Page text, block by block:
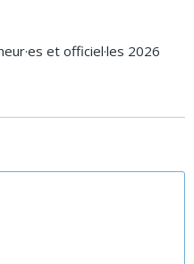
et officiel·les 2026